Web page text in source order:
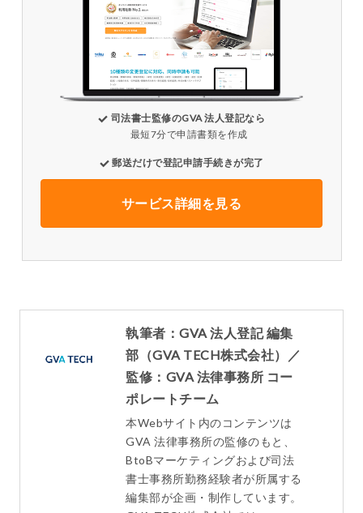
司法書士監修のGVA 法人登記なら
最短7分で申請書類を作成
郵送だけで登記申請手続きが完了
サービス詳細を見る
執筆者：GVA 法人登記 編集
部（GVA TECH株式会社）／
監修：GVA 法律事務所 コー
ポレートチーム
本Webサイト内のコンテンツは
GVA 法律事務所の監修のもと、
BtoBマーケティングおよび司法
書士事務所勤務経験者が所属する
編集部が企画・制作しています。